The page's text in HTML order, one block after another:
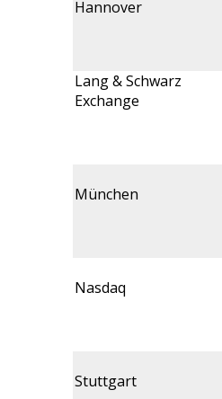
Hannover
Lang & Schwarz
Exchange
München
Nasdaq
Stuttgart